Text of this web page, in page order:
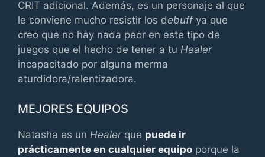
CRIT adicional. Además, es un personaje al que
le conviene mucho resistir los debuffya que
creo que no hay nada peor en este tipo de
juegos que el hecho de tener a tu Healer
incapacitado por alguna merma
aturdidora/ralentizadora.
MEJORES EQUIPOS
Natasha es un Healerque puede ir
prácticamente en cualquier equipo porque la